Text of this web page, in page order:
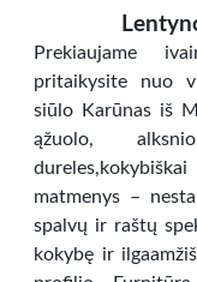
Prekiaujame
pritaikysite nuo
siūlo Karūnas iš
ąžuolo,
matmenys –
spalvų ir raštų
kokybę ir